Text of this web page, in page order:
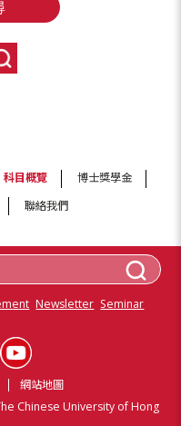
科目概覽
博士獎學金
聯絡我們
Newsletter Seminar
網站地圖
Chinese University of Hong